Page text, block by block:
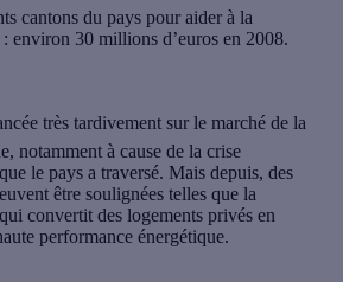
cantons du pays pour aider à la
environ 30 millions d’euros en 2008.
très tardivement sur le marché de la
notamment à cause de la crise
le pays a traversé. Mais depuis, des
être soulignées telles que la
convertit des logements privés en
performance énergétique.